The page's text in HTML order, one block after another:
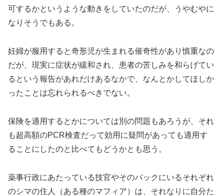
可するかというような動きをしていたのだが、うやむやに
なりそうでもある。
妊婦が服用すると奇形児が生まれる催奇性があり慎重なの
だが、現実に症状が緩和され、患者の苦しみを和らげてい
るという報告があれだけあるなかで、なんとかしてほしか
ったことは忘れられるべきでない。
保険を適用するとかについては別の問題もあろうが、それ
も超高額のPCR検査だって効用に疑問があっても適用す
ることにしたのと比べてもどうかとも思う。
薬事行政にあたっている技官やそのバックにいるそれぞれ
のシマの住人（ある種のマフィア）は、それなりに自分た